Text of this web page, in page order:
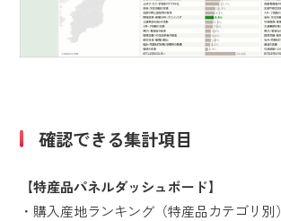
確認できる集計項目
【特産品パネルダッシュボード】
・購入産地ランキング（特産品カテゴリ別）